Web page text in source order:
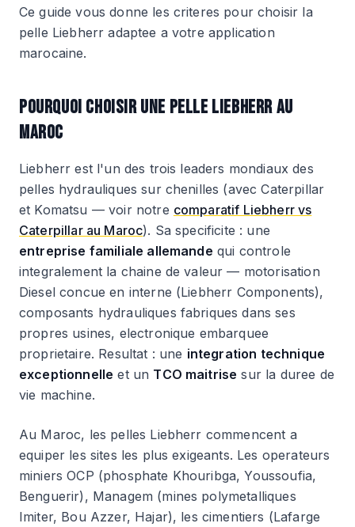
Ce guide vous donne les criteres pour choisir la
pelle Liebherr adaptee a votre application
marocaine.
POURQUOI CHOISIR UNE PELLE LIEBHERR AU
MAROC
Liebherr est l'un des trois leaders mondiaux des
pelles hydrauliques sur chenilles (avec Caterpillar
et Komatsu — voir notre comparatif Liebherr vs
Caterpillar au Maroc). Sa specificite : une
entreprise familiale allemande qui controle
integralement la chaine de valeur — motorisation
Diesel concue en interne (Liebherr Components),
composants hydrauliques fabriques dans ses
propres usines, electronique embarquee
proprietaire. Resultat : une integration technique
exceptionnelle et un TCO maitrise sur la duree de
vie machine.
Au Maroc, les pelles Liebherr commencent a
equiper les sites les plus exigeants. Les operateurs
miniers OCP (phosphate Khouribga, Youssoufia,
Benguerir), Managem (mines polymetalliques
Imiter, Bou Azzer, Hajar), les cimentiers (Lafarge